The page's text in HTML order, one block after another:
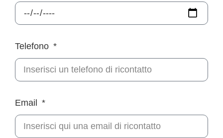
Telefono
Email